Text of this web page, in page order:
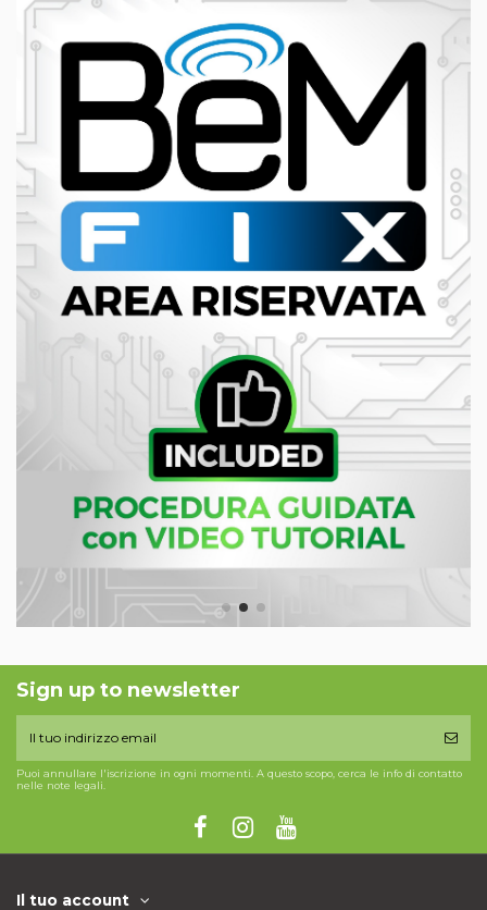
Sign up to newsletter
Puoi annullare l'iscrizione in ogni momenti. A questo scopo, cerca le info di contatto
nelle note legali.
Il tuo account